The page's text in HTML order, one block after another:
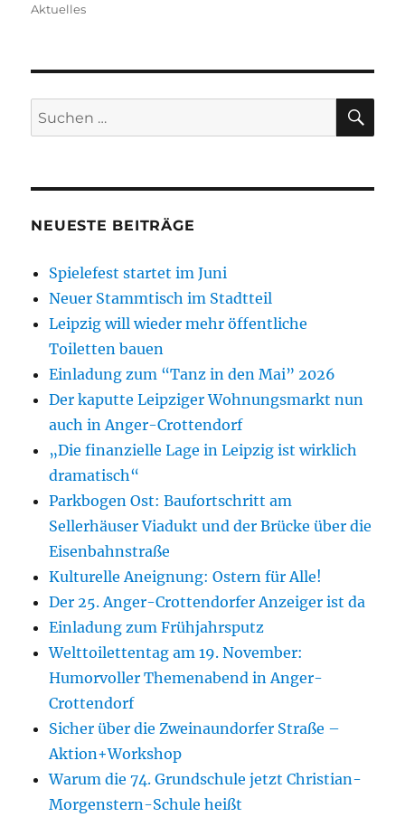
Aktuelles
Suchen
nach:
NEUESTE BEITRÄGE
Spielefest startet im Juni
Neuer Stammtisch im Stadtteil
Leipzig will wieder mehr öffentliche
Toiletten bauen
Einladung zum “Tanz in den Mai” 2026
Der kaputte Leipziger Wohnungsmarkt nun
auch in Anger-Crottendorf
„Die finanzielle Lage in Leipzig ist wirklich
dramatisch“
Parkbogen Ost: Baufortschritt am
Sellerhäuser Viadukt und der Brücke über die
Eisenbahnstraße
Kulturelle Aneignung: Ostern für Alle!
Der 25. Anger-Crottendorfer Anzeiger ist da
Einladung zum Frühjahrsputz
Welttoilettentag am 19. November:
Humorvoller Themenabend in Anger-
Crottendorf
Sicher über die Zweinaundorfer Straße –
Aktion+Workshop
Warum die 74. Grundschule jetzt Christian-
Morgenstern-Schule heißt